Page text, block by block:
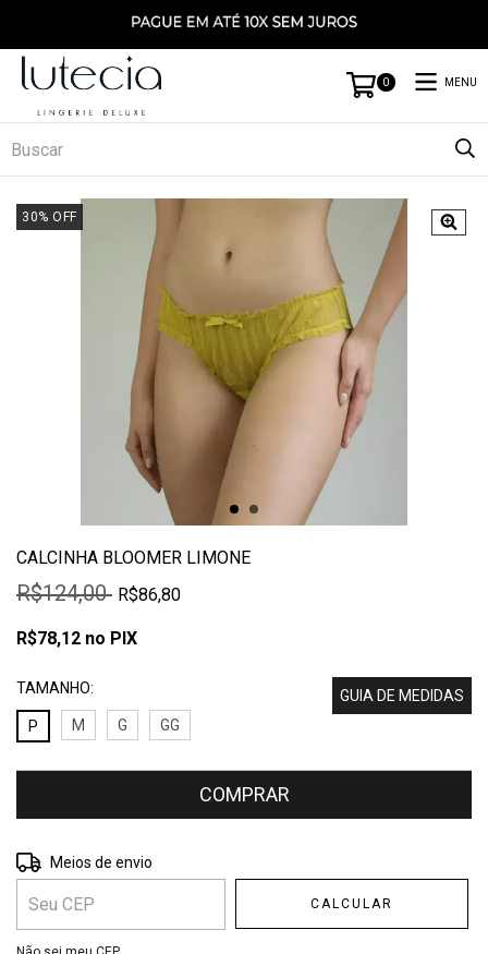
0 MENU
30% OFF
CALCINHA BLOOMER LIMONE
R$124,00 R$86,80
R$78,12 no PIX
TAMANHO:
GUIA DE MEDIDAS
P
M G GG
Entregas para o CEP:
Meios de envio
CALCULAR